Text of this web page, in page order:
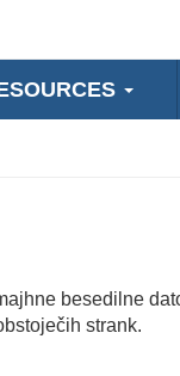
besedilne
strank.